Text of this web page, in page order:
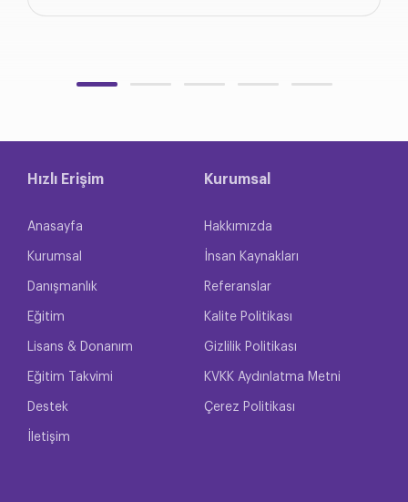
Hızlı Erişim
Anasayfa
Kurumsal
Danışmanlık
Eğitim
Lisans & Donanım
Eğitim Takvimi
Destek
İletişim
Kurumsal
Hakkımızda
İnsan Kaynakları
Referanslar
Kalite Politikası
Gizlilik Politikası
KVKK Aydınlatma Metni
Çerez Politikası